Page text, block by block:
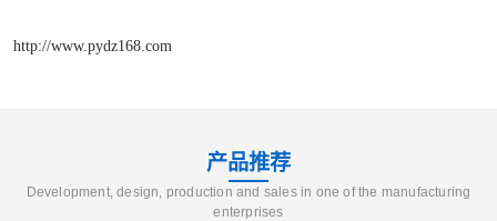
http://www.pydz168.com
产品推荐
Development, design, production and sales in one of the manufacturing
enterprises